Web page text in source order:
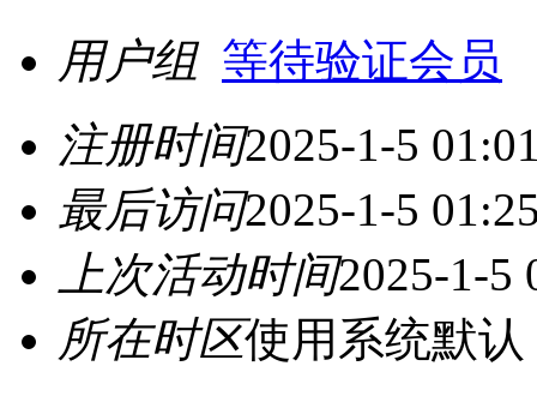
用户组 等待验证会员
注册时间2025-1-5
最后访问2025-1-5
上次活动时间2025-1-5
所在时区使用系统默认